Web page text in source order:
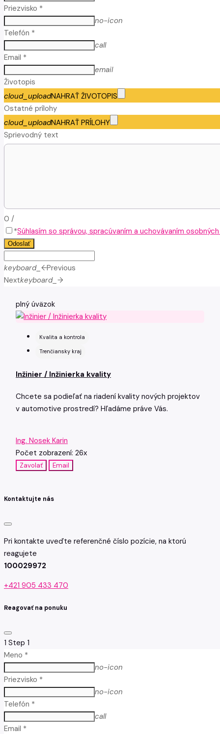
Priezvisko *
no-icon
Telefón *
call
Email *
email
Životopis
cloud_uploadNAHRAŤ ŽIVOTOPIS
Ostatné prílohy
cloud_uploadNAHRAŤ PRÍLOHY
Sprievodný text
0 /
*Súhlasím so správou, spracúvaním a uchovávaním
Odoslať
keyboard_arrow_leftPrevious
Nextkeyboard_arrow_right
plný úväzok
Kvalita a kontrola
Trenčiansky kraj
Inžinier / Inžinierka kvality
Chcete sa podieľať na riadení kvality nových projektov
v automotive prostredí? Hľadáme práve Vás.
Ing. Nosek Karin
Počet zobrazení: 26x
Zavolať Email
Kontaktujte nás
Pri kontakte uveďte referenčné číslo pozície, na ktorú
reagujete
100029972
+421 905 433 470
Reagovať na ponuku
1 Step 1
Meno *
no-icon
Priezvisko *
no-icon
Telefón *
call
Email *